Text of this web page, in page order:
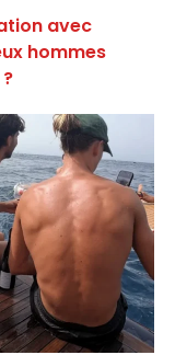
avec
hommes